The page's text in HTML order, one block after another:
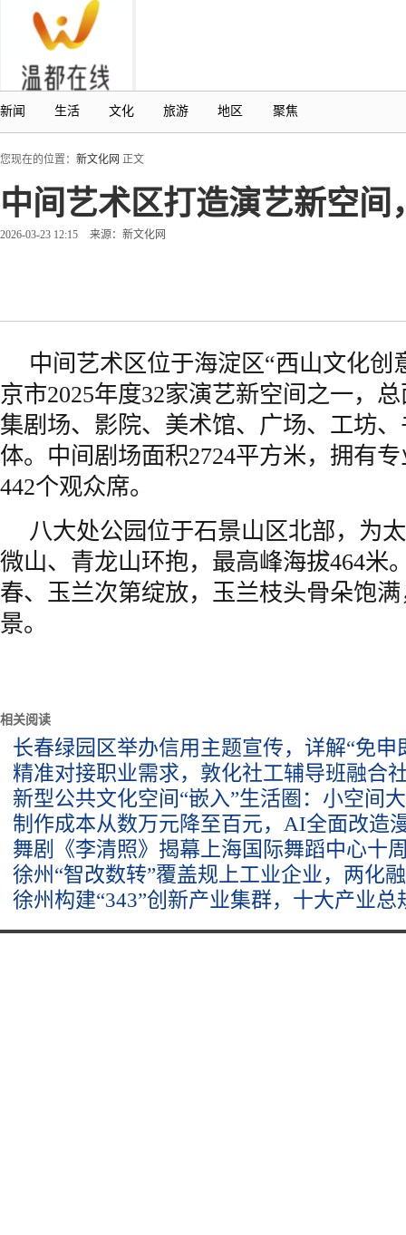
新闻 生活 文化 旅游 地区 聚焦
您现在的位置： 新文化网 正文
中间艺术区打造演艺新空
2026-03-23 12:15 来源：新文化网
中间艺术区位于海淀区“西山文化创
京市2025年度32家演艺新空间之一，
集剧场、影院、美术馆、广场、工坊
体。中间剧场面积2724平方米，拥有
442个观众席。
八大处公园位于石景山区北部，为
微山、青龙山环抱，最高峰海拔464米
春、玉兰次第绽放，玉兰枝头骨朵饱
景。
相关阅读
长春绿园区举办信用主题宣传，详解“免申
精准对接职业需求，敦化社工辅导班融合
新型公共文化空间“嵌入”生活圈：小空间
制作成本从数万元降至百元，AI全面改造
舞剧《李清照》揭幕上海国际舞蹈中心十
徐州“智改数转”覆盖规上工业企业，两化
徐州构建“343”创新产业集群，十大产业总